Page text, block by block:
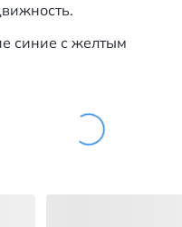
синие с желтым